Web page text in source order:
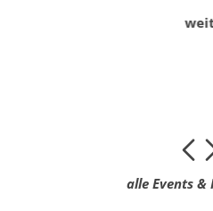
alle Events &